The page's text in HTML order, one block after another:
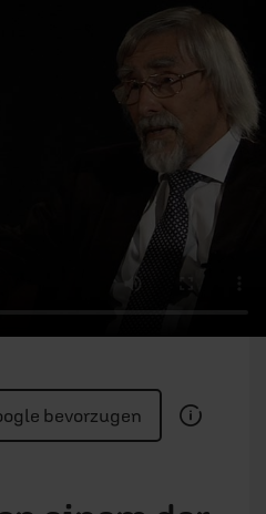
bevorzugen